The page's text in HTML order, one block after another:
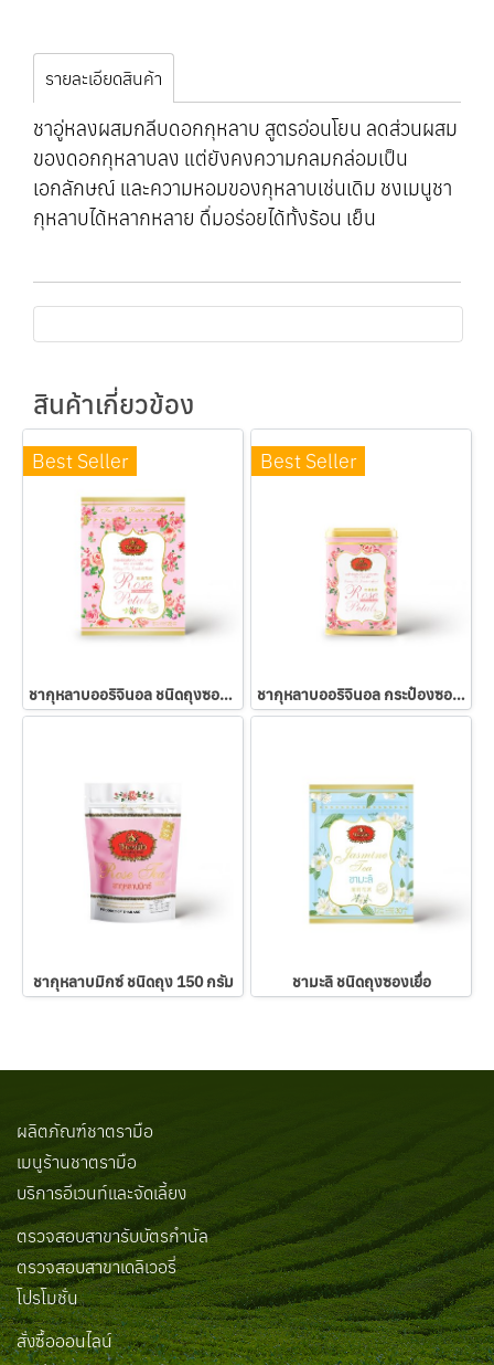
รายละเอียดสินค้า
ชาอู่หลงผสมกลีบดอกกุหลาบ สูตรอ่อนโยน ลดส่วนผสม
ของดอกกุหลาบลง แต่ยังคงความกลมกล่อมเป็น
เอกลักษณ์ และความหอมของกุหลาบเช่นเดิม ชงเมนูชา
กุหลาบได้หลากหลาย ดื่มอร่อยได้ทั้งร้อน เย็น
สินค้าเกี่ยวข้อง
Best Seller
ชากุหลาบออริจินอล ชนิดถุงซองเยื่อ
Best Seller
ชากุหลาบออริจินอล กระป๋องซองเยื่อ
ชากุหลาบมิกซ์ ชนิดถุง 150 กรัม ชามะลิ ชนิดถุงซองเยื่อ
ผลิตภัณฑ์ชาตรามือ
เมนูร้านชาตรามือ
บริการอีเวนท์และจัดเลี้ยง
ตรวจสอบสาขารับบัตรกำนัล
ตรวจสอบสาขาเดลิเวอรี่
โปรโมชั่น
สั่งซื้อออนไลน์